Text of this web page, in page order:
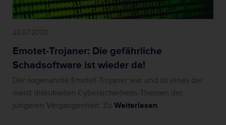
22.07.2020
Emotet-Trojaner: Die gefährliche
Schadsoftware ist wieder da!
Der sogenannte Emotet-Trojaner war und ist eines der
meist diskutierten Cybersicherheits-Themen der
jüngeren Vergangenheit. Zu Weiterlesen